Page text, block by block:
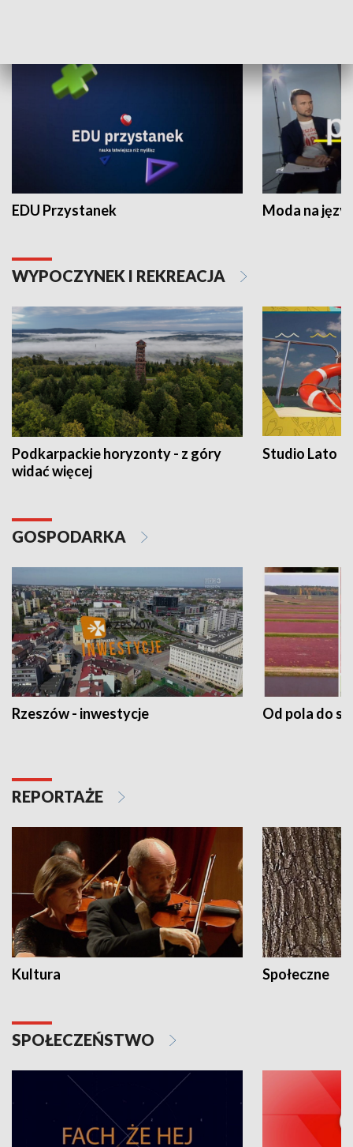
EDU Przystanek Moda na
WYPOCZYNEK I REKREACJA
Podkarpackie horyzonty - z góry
widać więcej
Studio Lato
GOSPODARKA
Rzeszów - inwestycje Od pola do
REPORTAŻE
Kultura Społeczne
SPOŁECZEŃSTWO